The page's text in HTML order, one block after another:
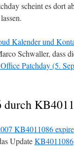
scheint es dort
Kalender und
Schwaller, dass
Patchday (5.
KB4011086
UpdateKB4011086